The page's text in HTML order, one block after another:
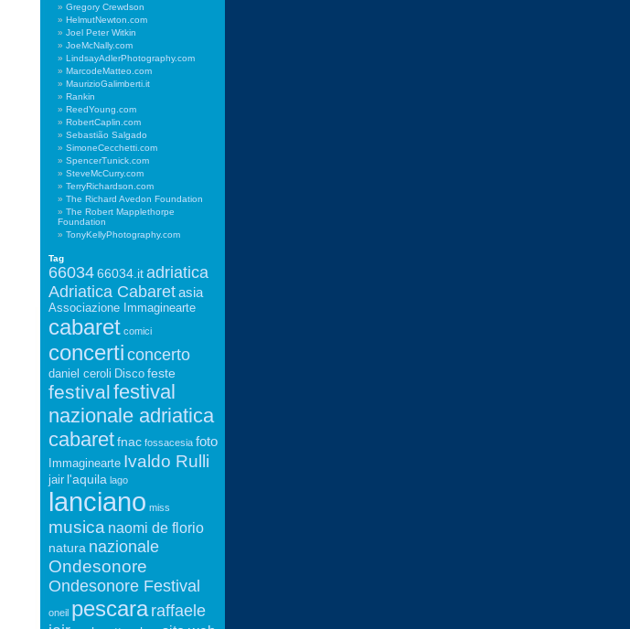
Gregory Crewdson
HelmutNewton.com
Joel Peter Witkin
JoeMcNally.com
LindsayAdlerPhotography.com
MarcodeMatteo.com
MaurizioGalimberti.it
Rankin
ReedYoung.com
RobertCaplin.com
Sebastião Salgado
SimoneCecchetti.com
SpencerTunick.com
SteveMcCurry.com
TerryRichardson.com
The Richard Avedon Foundation
The Robert Mapplethorpe
Foundation
TonyKellyPhotography.com
Tag
66034 66034.it adriatica
Adriatica Cabaret asia
Associazione Immaginearte
cabaret comici
concerti concerto
daniel ceroli Disco feste
festivalfestival
nazionale adriatica
cabaret fnac fossacesia foto
Immaginearte Ivaldo Rulli
jair l'aquila lago
lanciano miss
musica naomi de florio
natura nazionale
Ondesonore
Ondesonore Festival
oneil pescara raffaele